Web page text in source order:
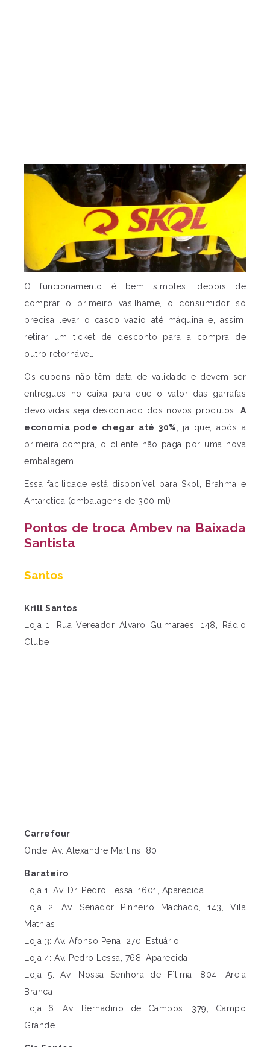
O funcionamento é bem simples: depois de
comprar o primeiro vasilhame, o consumidor só
precisa levar o casco vazio até máquina e, assim,
retirar um ticket de desconto para a compra de
outro retornável.
Os cupons não têm data de validade e devem ser
entregues no caixa para que o valor das garrafas
devolvidas seja descontado dos novos produtos. A
economia pode chegar até 30% , já que, após a
primeira compra, o cliente não paga por uma nova
embalagem.
Essa facilidade está disponível para Skol, Brahma e
Antarctica (embalagens de 300 ml).
Pontos de troca Ambev na Baixada
Santista
Santos
Krill Santos
Loja 1: Rua Vereador Alvaro Guimaraes, 148, Rádio
Clube
Carrefour
Onde: Av. Alexandre Martins, 80
Barateiro
Loja 1: Av. Dr. Pedro Lessa, 1601, Aparecida
Loja 2: Av. Senador Pinheiro Machado, 143, Vila
Mathias
Loja 3: Av. Afonso Pena, 270, Estuário
Loja 4: Av. Pedro Lessa, 768, Aparecida
Loja 5: Av. Nossa Senhora de F´tima, 804, Areia
Branca
Loja 6: Av. Bernadino de Campos, 379, Campo
Grande